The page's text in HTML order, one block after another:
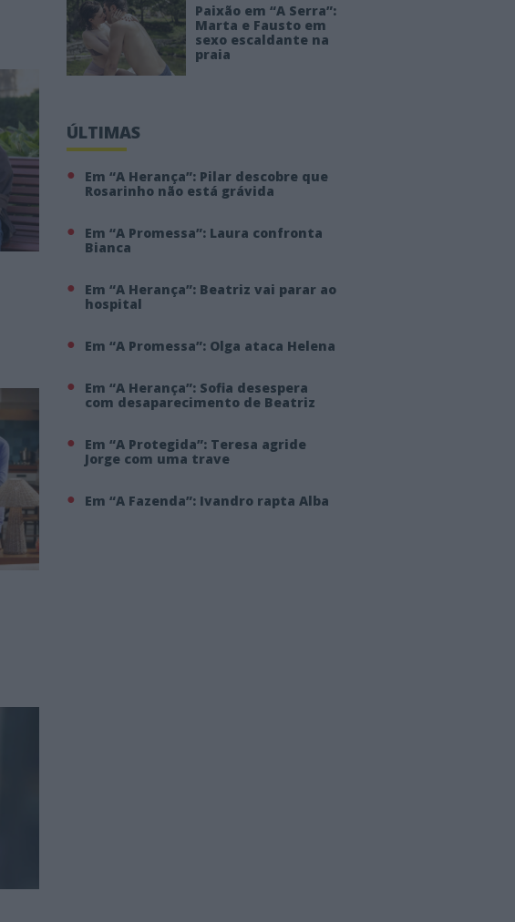
Paixão em “A Serra”:
Marta e Fausto em
sexo escaldante na
praia
ÚLTIMAS
Em “A Herança”: Pilar descobre que
Rosarinho não está grávida
Em “A Promessa”: Laura confronta
Bianca
Em “A Herança”: Beatriz vai parar ao
hospital
Em “A Promessa”: Olga ataca Helena
Em “A Herança”: Sofia desespera
com desaparecimento de Beatriz
Em “A Protegida”: Teresa agride
Jorge com uma trave
Em “A Fazenda”: Ivandro rapta Alba